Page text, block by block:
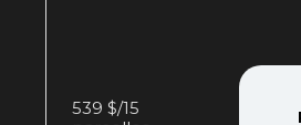
539 $/15